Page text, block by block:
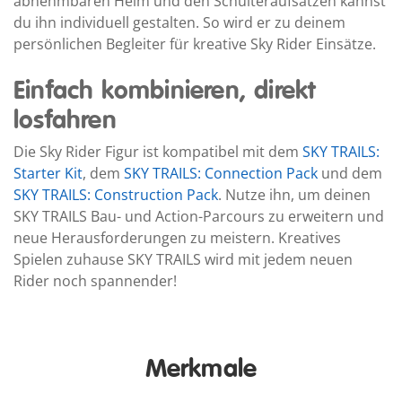
du ihn individuell gestalten. So wird er zu deinem
persönlichen Begleiter für kreative Sky Rider Einsätze.
Einfach kombinieren, direkt
losfahren
Die Sky Rider Figur ist kompatibel mit dem SKY TRAILS:
Starter Kit, dem SKY TRAILS: Connection Pack und dem
SKY TRAILS: Construction Pack. Nutze ihn, um deinen
SKY TRAILS Bau- und Action-Parcours zu erweitern und
neue Herausforderungen zu meistern. Kreatives
Spielen zuhause SKY TRAILS wird mit jedem neuen
Rider noch spannender!
Merkmale